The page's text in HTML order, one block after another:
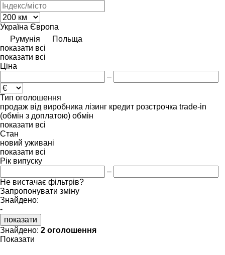
Україна Європа
Румунія
Польща
показати всі
показати всі
Ціна
–
Тип оголошення
продаж від виробника лізинг кредит розстрочка trade-in
(обмін з доплатою) обмін
показати всі
Стан
новий уживані
показати всі
Рік випуску
–
Не вистачає фільтрів?
Запропонувати зміну
Знайдено:
-
показати
Знайдено: 2 оголошення
Показати